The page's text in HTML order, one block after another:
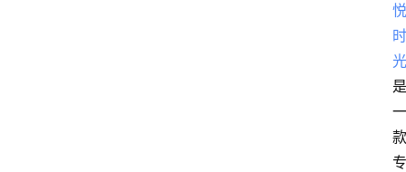
悦
时
光
是
一
款
专